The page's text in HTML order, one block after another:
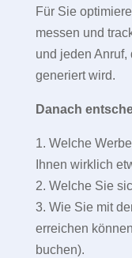
Für Sie
messen und
und jeden Anruf,
generiert wird.
Danach
1. Welche
Ihnen wirklich
2. Welche Sie
3. Wie Sie mit
erreichen
buchen).